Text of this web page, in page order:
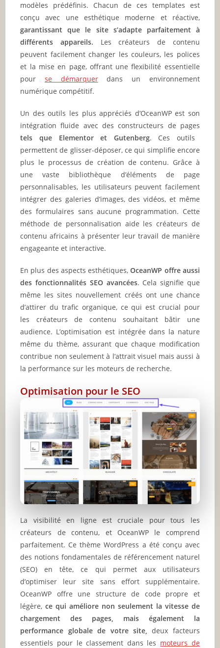
modèles prédéfinis. Chacun de ces templates est
conçu avec une esthétique moderne et réactive,
garantissant que le site s’adapte parfaitement à
différents appareils. Les créateurs de contenu
peuvent facilement changer les couleurs, les polices
et la mise en page, offrant une flexibilité essentielle
pour se démarquerdans un environnement
numérique compétitif.
Un des outils les plus appréciés d’OceanWP est son
intégration fluide avec des constructeurs de pages
tels que Elementor et Gutenberg. Ces outils
permettent de glisser-déposer, ce qui simplifie encore
plus le processus de création de contenu. Grâce à
une vaste bibliothèque d’éléments de page
personnalisables, les utilisateurs peuvent facilement
intégrer des galeries d’images, des vidéos, et même
des formulaires sans aucune programmation. Cette
méthode de personnalisation aide les créateurs de
contenu africains à présenter leur travail de manière
engageante et interactive.
En plus des aspects esthétiques, OceanWP offre aussi
des fonctionnalités SEO avancées. Cela signifie que
même les sites nouvellement créés ont une chance
d’attirer du trafic organique, ce qui est crucial pour
les créateurs de contenu souhaitant bâtir une
audience. L’optimisation est intégrée dans la nature
même du thème, assurant que chaque modification
contribue non seulement à l’attrait visuel mais aussi à
la performance sur les moteurs de recherche.
Optimisation pour le SEO
La visibilité en ligne est cruciale pour tous les
créateurs de contenu, et OceanWP le comprend
parfaitement. Ce thème WordPress a été conçu avec
des notions fondamentales de référencement naturel
(SEO) en tête, ce qui permet aux utilisateurs
d’optimiser leur site sans effort supplémentaire.
OceanWP offre une structure de code propre et
légère,ce qui améliore non seulement la vitesse de
chargement des pages, mais également la
performance globale de votre site, deux facteurs
essentiels pour le classement dans les moteurs de